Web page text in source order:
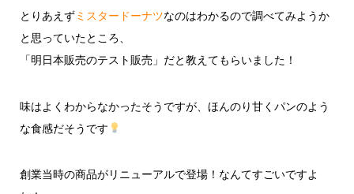
とりあえずミスタードーナツなのはわかるので調べてみようか
と思っていたところ、
「明日本販売のテスト販売」だと教えてもらいました！
味はよくわからなかったそうですが、ほんのり甘くパンのよう
な食感だそうです
創業当時の商品がリニューアルで登場！なんてすごいですよ